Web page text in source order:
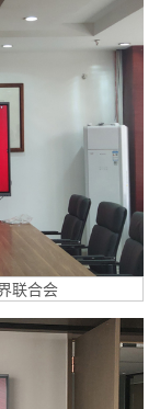
联合会